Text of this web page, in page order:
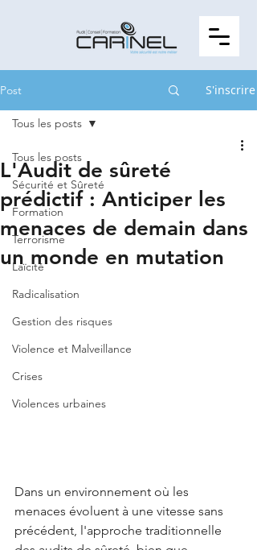
Post S'inscrire
Tous les posts
Sécurité et Sûreté
Formation
Terrorisme
Laïcité
Radicalisation
Gestion des risques
Violence et Malveillance
Crises
Violences urbaines
Tous les posts
L'Audit de sûreté
prédictif : Anticiper les
menaces de demain dans
un monde en mutation
Dans un environnement où les
menaces évoluent à une vitesse sans
précédent, l'approche traditionnelle